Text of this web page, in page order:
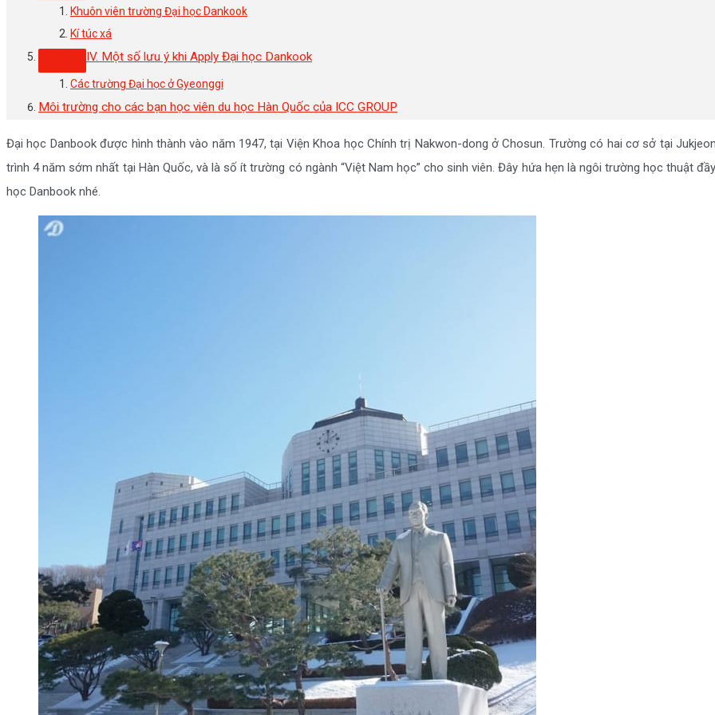
Khuôn viên trường Đại học Dankook
Kí túc xá
IV. Một số lưu ý khi Apply Đại học Dankook
Các trường Đại học ở Gyeonggi
Môi trường cho các bạn học viên du học Hàn Quốc của ICC GROUP
Đại học Danbook được hình thành vào năm 1947, tại Viện Khoa học Chính trị Nakwon-dong ở Chosun. Trường có hai cơ sở tại
trình 4 năm sớm nhất tại Hàn Quốc, và là số ít trường có ngành “Việt Nam học” cho sinh viên. Đây hứa hẹn là ngôi trường học thuật
học Danbook nhé.